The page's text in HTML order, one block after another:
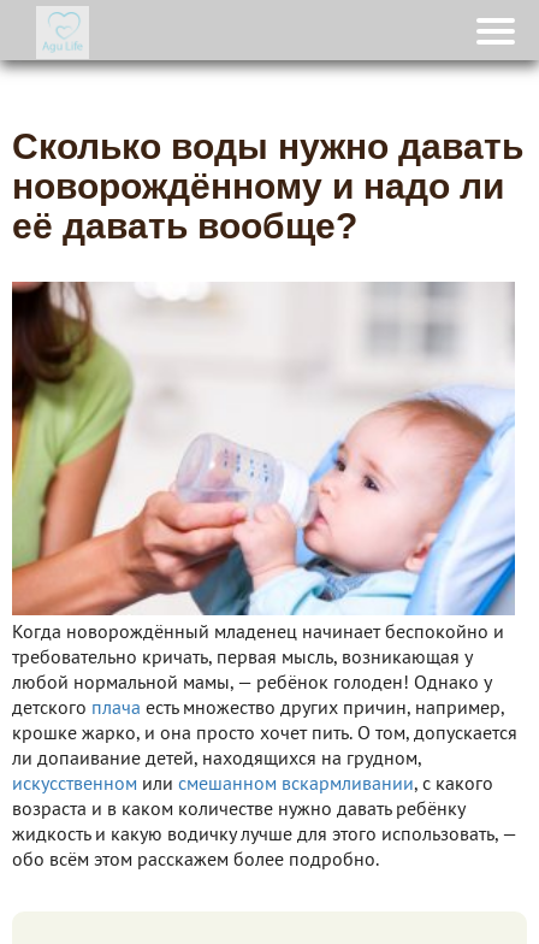
Сколько воды нужно давать
новорождённому и надо ли
её давать вообще?
Когда новорождённый младенец начинает беспокойно и
требовательно кричать, первая мысль, возникающая у
любой нормальной мамы, — ребёнок голоден! Однако у
детского плача есть множество других причин, например,
крошке жарко, и она просто хочет пить. О том, допускается
ли допаивание детей, находящихся на грудном,
искусственном или смешанном вскармливании, с какого
возраста и в каком количестве нужно давать ребёнку
жидкость и какую водичку лучше для этого использовать, —
обо всём этом расскажем более подробно.